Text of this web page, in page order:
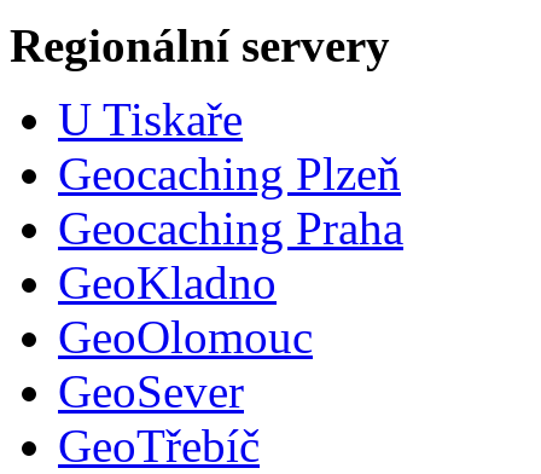
Regionální servery
U Tiskaře
Geocaching Plzeň
Geocaching Praha
GeoKladno
GeoOlomouc
GeoSever
GeoTřebíč